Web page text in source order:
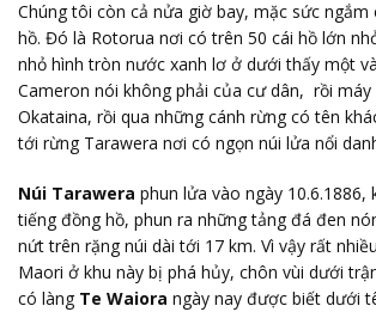
Chúng tôi còn cả nửa giờ bay, mặc sức ngắm
hồ. Đó là Rotorua nơi có trên 50 cái hồ lớn
nhỏ hình tròn nước xanh lơ ở dưới thấy một
Cameron nói không phải của cư dân, rồi
Okataina, rồi qua những cánh rừng có tên
tới rừng Tarawera nơi có ngọn núi lửa nổi
Núi Tarawera phun lửa vào ngày 10.6.1886,
tiếng đồng hồ, phun ra những tảng đá đen
nứt trên rặng núi dài tới 17 km. Vì vậy rất
Maori ở khu này bị phá hủy, chôn vùi dưới
có làng Te Waiora ngày nay được biết dưới